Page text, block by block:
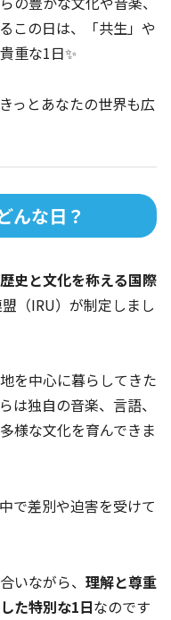
この日は、「共生」や
重な1日✨
っとあなたの世界も広
んな日？
史と文化を称える国際
（IRU）が制定しまし
を中心に暮らしてきた
は独自の音楽、言語、
様な文化を育んできま
で差別や迫害を受けて
いながら、 理解と尊重
た特別な1日なのです